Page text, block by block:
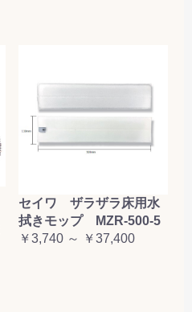
セイワ ザラザラ床用水
拭きモップ MZR-500-5
￥3,740 ～ ￥37,400